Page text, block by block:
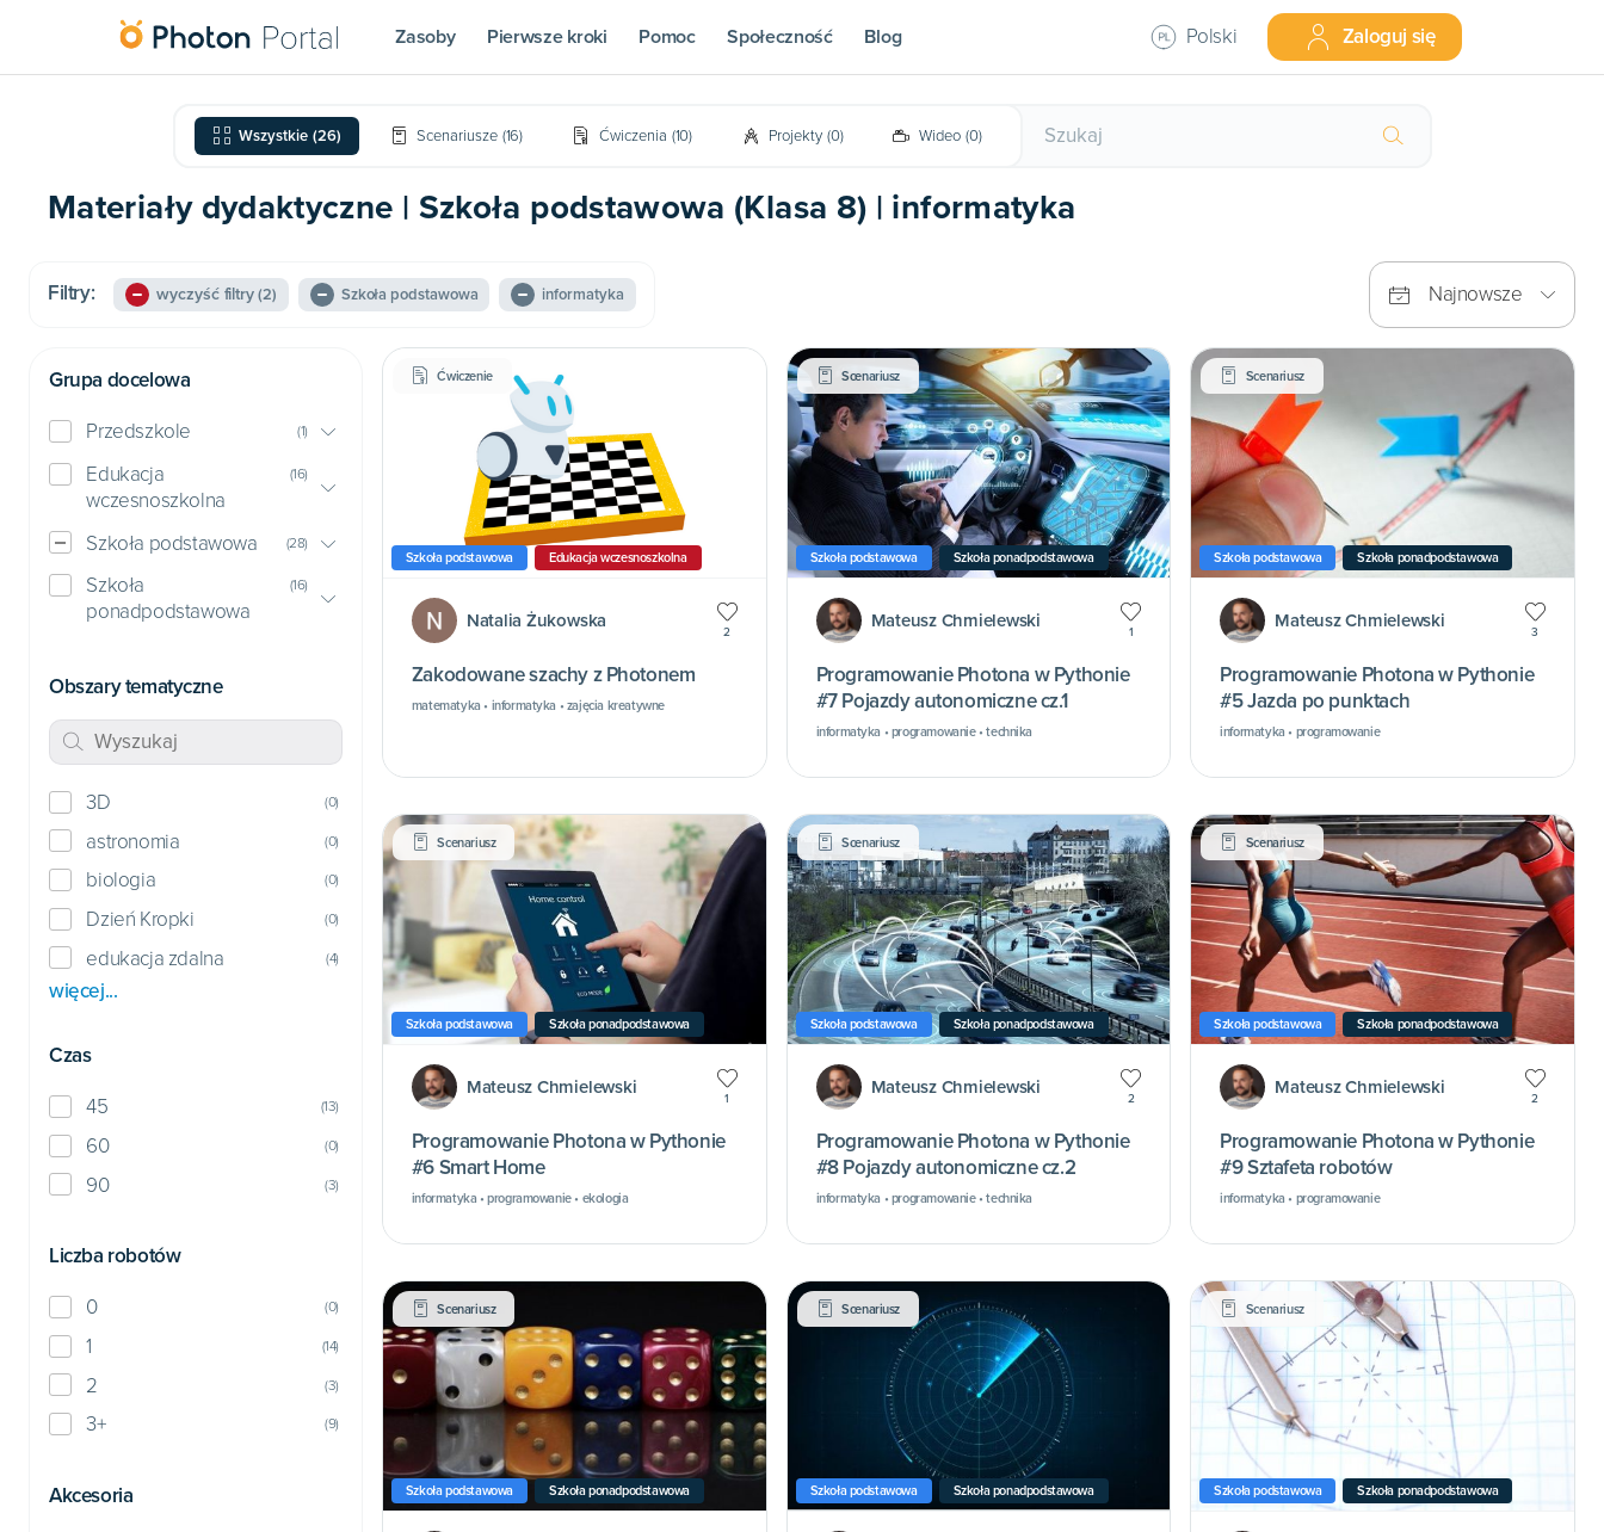
Zasoby Pierwsze kroki Pomoc Społeczność Blog Polski Zaloguj się
Wszystkie (26) Scenariusze (16) Ćwiczenia (10) Projekty (0) Wideo (0)
Materiały dydaktyczne | Szkoła podstawowa (Klasa 8) | informatyka
Filtry: wyczyść filtry(2) Szkoła podstawowa informatyka Najnowsze
Grupa docelowa
Przedszkole (1)
Edukacja
wczesnoszkolna
(16)
Szkoła podstawowa (28)
Szkoła
ponadpodstawowa
(16)
Obszary tematyczne
3D (0)
astronomia (0)
biologia (0)
Dzień Kropki (0)
edukacja zdalna (4)
więcej...
Czas
45 (13)
60 (0)
90 (3)
Liczba robotów
0 (0)
1 (14)
2 (3)
3+ (9)
Akcesoria
Ćwiczenie
Szkoła podstawowa Edukacja wczesnoszkolna
Natalia Żukowska
2
Zakodowane szachy z Photonem
matematyka • informatyka • zajęcia kreatywne
Scenariusz
Szkoła podstawowa Szkoła ponadpodstawowa
Mateusz Chmielewski
1
Programowanie Photona w Pythonie
#7 Pojazdy autonomiczne cz.1
informatyka • programowanie • technika
Scenariusz
Szkoła podstawowa Szkoła ponadpodstawowa
Mateusz Chmielewski
3
Programowanie Photona w Pythonie
#5 Jazda po punktach
informatyka • programowanie
Scenariusz
Szkoła podstawowa Szkoła ponadpodstawowa
Mateusz Chmielewski
1
Programowanie Photona w Pythonie
#6 Smart Home
informatyka • programowanie • ekologia
Scenariusz
Szkoła podstawowa Szkoła ponadpodstawowa
Mateusz Chmielewski
2
Programowanie Photona w Pythonie
#8 Pojazdy autonomiczne cz.2
informatyka • programowanie • technika
Scenariusz
Szkoła podstawowa Szkoła ponadpodstawowa
Mateusz Chmielewski
2
Programowanie Photona w Pythonie
#9 Sztafeta robotów
informatyka • programowanie
Scenariusz
Szkoła podstawowa Szkoła ponadpodstawowa
Scenariusz
Szkoła podstawowa Szkoła ponadpodstawowa
Scenariusz
Szkoła podstawowa Szkoła ponadpodstawowa